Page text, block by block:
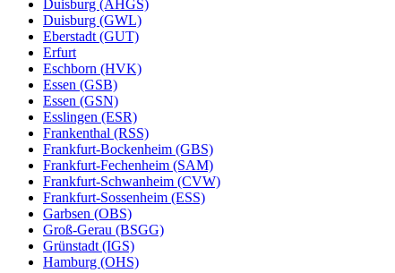
Duisburg (AHGS)
Duisburg (GWL)
Eberstadt (GUT)
Erfurt
Eschborn (HVK)
Essen (GSB)
Essen (GSN)
Esslingen (ESR)
Frankenthal (RSS)
Frankfurt-Bockenheim (GBS)
Frankfurt-Fechenheim (SAM)
Frankfurt-Schwanheim (CVW)
Frankfurt-Sossenheim (ESS)
Garbsen (OBS)
Groß-Gerau (BSGG)
Grünstadt (IGS)
Hamburg (OHS)